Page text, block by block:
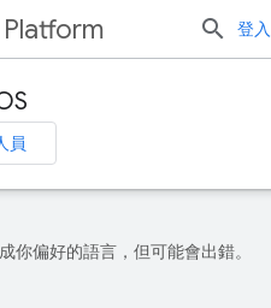
登入
員
你偏好的語言，但可能會出錯。